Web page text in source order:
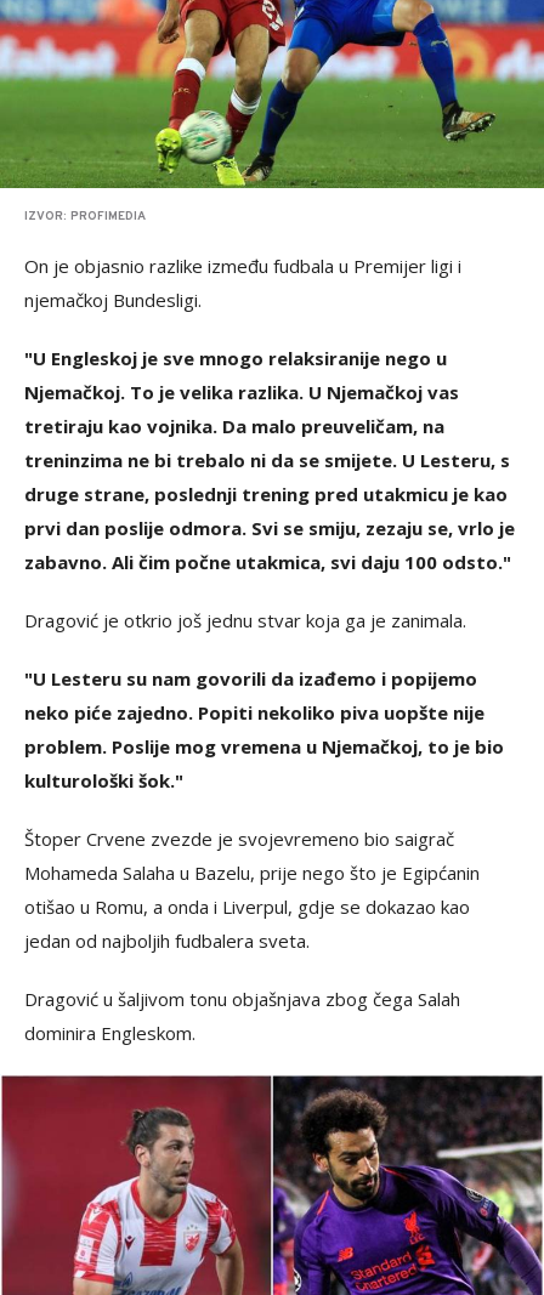
IZVOR: PROFIMEDIA
On je objasnio razlike između fudbala u Premijer ligi i
njemačkoj Bundesligi.
"U Engleskoj je sve mnogo relaksiranije nego u
Njemačkoj. To je velika razlika. U Njemačkoj vas
tretiraju kao vojnika. Da malo preuveličam, na
treninzima ne bi trebalo ni da se smijete. U Lesteru, s
druge strane, poslednji trening pred utakmicu je kao
prvi dan poslije odmora. Svi se smiju, zezaju se, vrlo je
zabavno. Ali čim počne utakmica, svi daju 100 odsto."
Dragović je otkrio još jednu stvar koja ga je zanimala.
"U Lesteru su nam govorili da izađemo i popijemo
neko piće zajedno. Popiti nekoliko piva uopšte nije
problem. Poslije mog vremena u Njemačkoj, to je bio
kulturološki šok."
Štoper Crvene zvezde je svojevremeno bio saigrač
Mohameda Salaha u Bazelu, prije nego što je Egipćanin
otišao u Romu, a onda i Liverpul, gdje se dokazao kao
jedan od najboljih fudbalera sveta.
Dragović u šaljivom tonu objašnjava zbog čega Salah
dominira Engleskom.